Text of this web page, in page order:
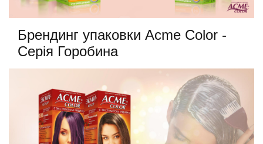
Брендинг упаковки Acme Color -
Серія Горобина